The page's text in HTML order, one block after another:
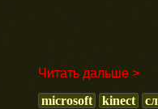
Читать дальше >
microsoft
kinect